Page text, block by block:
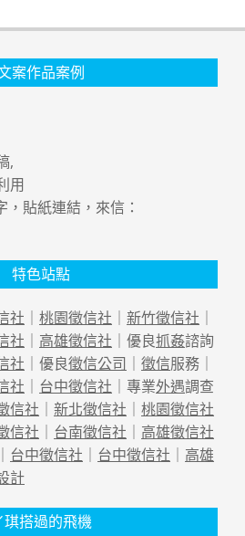
案作品案例
,
用
，貼紙連結，來信：
特色站點
社 桃園徵信社 新竹徵信社
社 高雄徵信社 ｜優良抓姦諮詢
社 ｜優良徵信公司 徵信服務｜
社 台中徵信社 ｜專業外遇調查
信社 新北徵信社
桃園徵信社
信社 台南徵信社
高雄徵信社
台中徵信社 台中徵信社
高雄
計
琪搭過的飛機